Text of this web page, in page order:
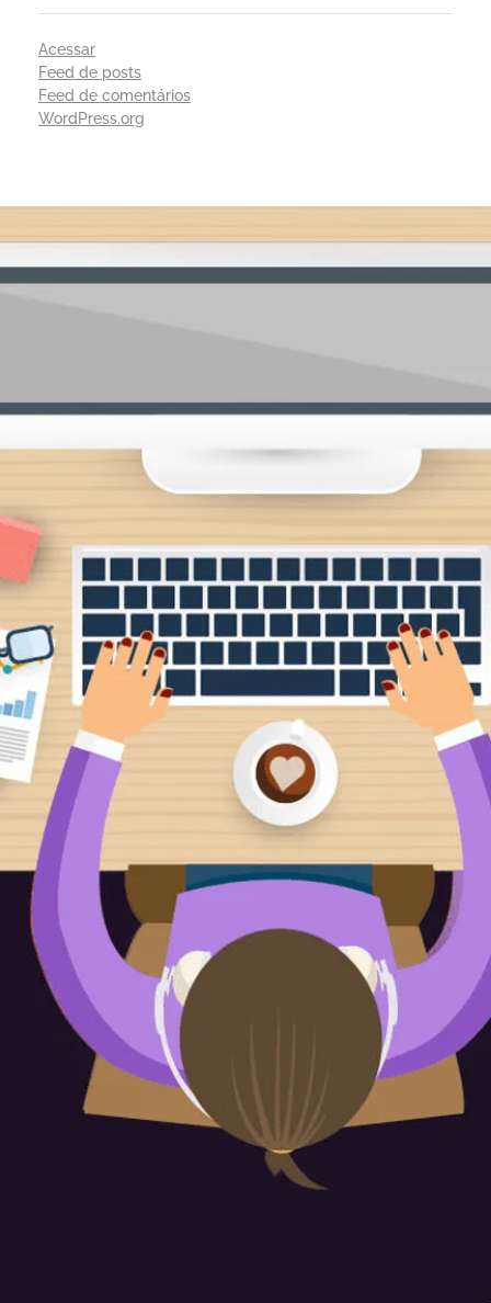
Acessar
Feed de posts
Feed de comentários
WordPress.org